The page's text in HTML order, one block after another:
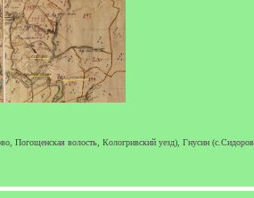
волость, Кологривский уезд), Гнусин